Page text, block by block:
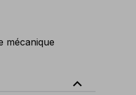
mécanique
expand_less